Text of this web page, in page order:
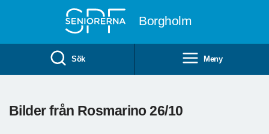
Borgholm
Sök Meny
Bilder från Rosmarino 26/10